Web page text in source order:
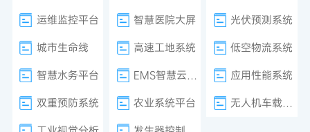
运维监控平台
智慧医院大屏
光伏预测系统
城市生命线
高速工地系统
低空物流系统
智慧水务平台
EMS智慧云平台
应用性能系统
双重预防系统
农业系统平台
无人机车载巡检